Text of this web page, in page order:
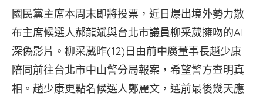
國民黨主席本周末即將投票，近日爆出境外勢力散
布主席候選人郝龍斌與台北市議員柳采葳擁吻的AI
深偽影片。柳采葳昨(12)日由前中廣董事長趙少康
陪同前往台北市中山警分局報案，希望警方查明真
相。趙少康更點名候選人鄭麗文，選前最後幾天應